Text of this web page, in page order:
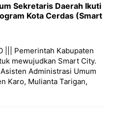
Sekretaris Daerah Ikuti
Kota Cerdas (Smart
||| Pemerintah Kabupaten
mewujudkan Smart City.
Administrasi Umum
Karo, Mulianta Tarigan,